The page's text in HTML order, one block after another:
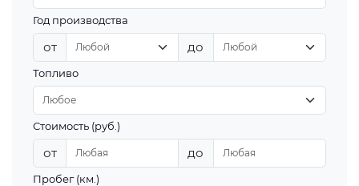
Год производства
от до
Топливо
Стоимость (руб.)
от до
Пробег (км.)